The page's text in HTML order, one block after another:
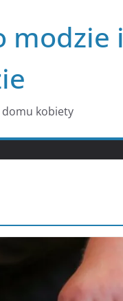
modzie i
domu kobiety